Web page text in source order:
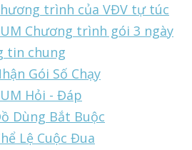
trình của VĐV tự túc
Chương trình gói 3 ngày
tin chung
Gói Số Chạy
Hỏi - Đáp
Dùng Bắt Buộc
Lệ Cuộc Đua